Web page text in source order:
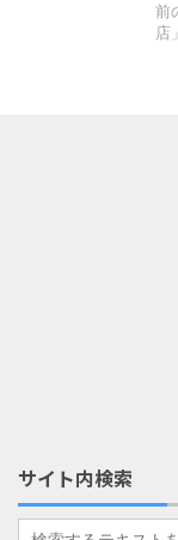
前
店
サイト内検索